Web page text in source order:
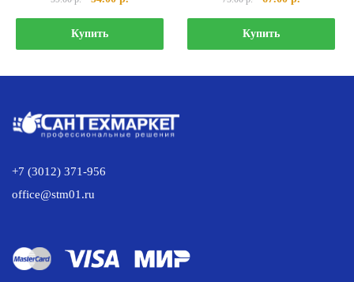
цена
составляла
59.00 р..
цена:
Купить
цена
составляла
75.00 р..
цена:
Купить
+7 (3012) 371-956
office@stm01.ru